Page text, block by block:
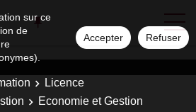
sur ce
de
Accepter Refuser
Licence
Economie et Gestion